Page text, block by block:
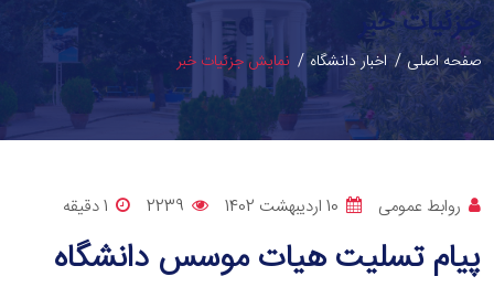
جزئیات خبر
صفحه اصلی اخبار دانشگاه نمایش جزئیات خبر
روابط عمومی 10 اردیبهشت 1402 2239 1 دقيقه
پیام تسلیت هیات موسس دانشگاه